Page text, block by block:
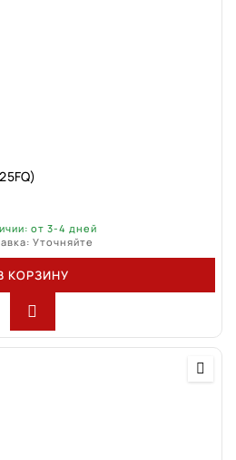
от 3-4 дней
Уточняйте
КОРЗИНУ